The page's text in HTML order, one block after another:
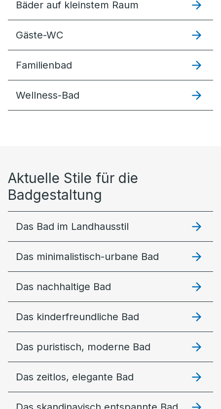
Bäder auf kleinstem Raum
Gäste-WC
Familienbad
Wellness-Bad
Aktuelle Stile für die
Badgestaltung
Das Bad im Landhausstil
Das minimalistisch-urbane Bad
Das nachhaltige Bad
Das kinderfreundliche Bad
Das puristisch, moderne Bad
Das zeitlos, elegante Bad